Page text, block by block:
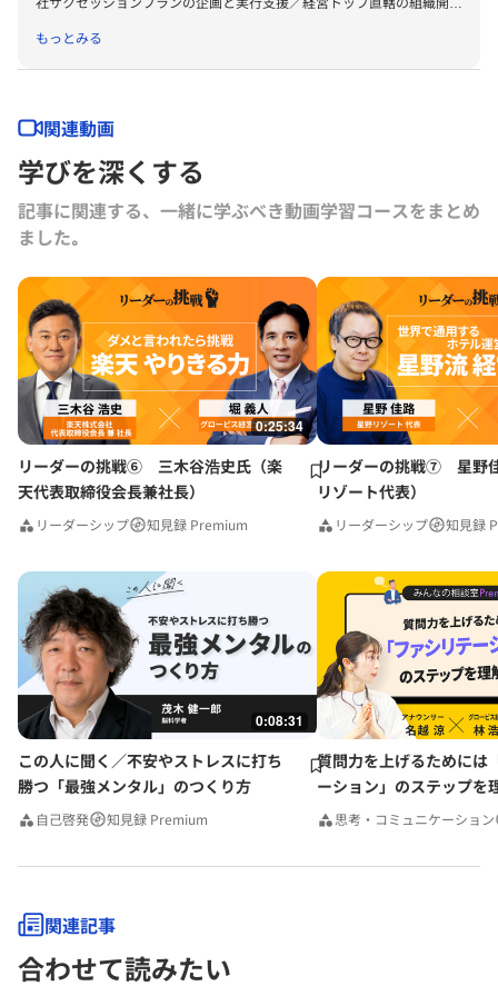
グラム PM ・東京地下鉄株式会社：アクセラレータープログラムPM
・三菱電機：アクセラレータープログラムPM ・味の素：オープンイノ
リコー（TRIBUS）：アクセラレータープログラムPM ・JAXA（Think
オープンイノベーション）：オープンイノベーションプログラムPM ・
会 その他、各業界大手企業のオープンイノベーションプログラム支援
のPM、各種プログラムの講義・メンタリング・モデレート・ファシリ
バイス／研究所・営業部門などの機能別組織の強化 などのテーマに携
わる。 自組織においてもマネージャーとして成果とモチベーションが
ープに所属し、講師としては主にリーダーシップなどのヒト系科目を中
心に、思考系領域、経営戦略、個別企業のアクションラーニングなどを
担当。
もっとみる
関連動画
学びを深くする
記事に関連する、一緒に学ぶべき動画学習コースをまとめ
ました｡
0:25:34
リーダーの挑戦⑥ 三木谷浩史氏（楽
天代表取締役会長兼社長）
リーダーシップ 知見録 Premium
リーダーの挑戦⑦ 星野
リゾート代表）
リーダーシップ 知見録
0:08:31
この人に聞く／不安やストレスに打ち
勝つ「最強メンタル」のつくり方
自己啓発 知見録 Premium
質問力を上げるためには
ーション」のステップを
みんなの相談室Premium
思考・コミュニケーション
関連記事
合わせて読みたい